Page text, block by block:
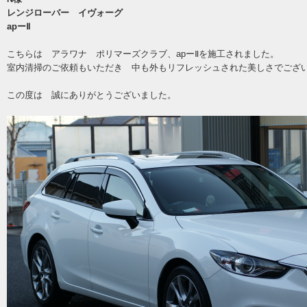
レンジローバー イヴォーグ
apーⅡ
こちらは アラワナ ポリマーズクラブ、apーⅡを施工されました。
室内清掃のご依頼もいただき 中も外もリフレッシュされた美しさでござ
この度は 誠にありがとうございました。